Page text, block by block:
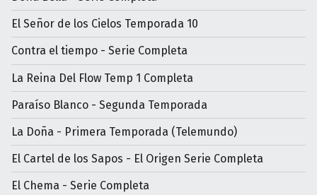
El Señor de los Cielos Temporada 10
Contra el tiempo - Serie Completa
La Reina Del Flow Temp 1 Completa
Paraíso Blanco - Segunda Temporada
La Doña - Primera Temporada (Telemundo)
El Cartel de los Sapos - El Origen Serie Completa
El Chema - Serie Completa